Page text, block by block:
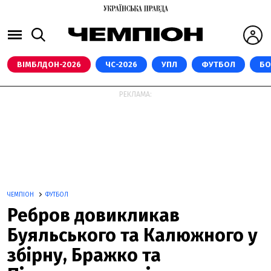
ВІМБЛДОН-2026 ЧС-2026 УПЛ ФУТБОЛ
РЕКЛАМА:
ЧЕМПІОН ФУТБОЛ
Ребров довикликав
Буяльського та Калюжного у
збірну, Бражко та